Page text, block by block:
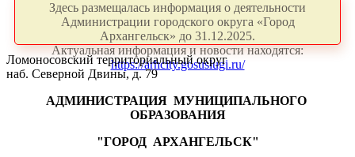
Здесь размещалась информация о деятельности
Администрации городского округа «Город
Архангельск» до 31.12.2025.
Актуальная информация и новости находятся:
https://arhcity.gosuslugi.ru/
Ломоносовский территориальный округ
наб. Северной Двины, д. 79
АДМИНИСТРАЦИЯ МУНИЦИПАЛЬНОГО
ОБРАЗОВАНИЯ
"ГОРОД АРХАНГЕЛЬСК"